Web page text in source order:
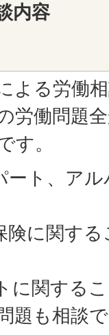
内容
よる労働
労働問題
す。
ート、ア
険に関する
に関する
題も相談